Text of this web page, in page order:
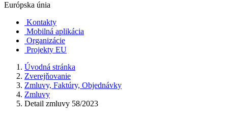
Európska únia
Kontakty
Mobilná aplikácia
Organizácie
Projekty EU
Úvodná stránka
Zverejňovanie
Zmluvy, Faktúry, Objednávky
Zmluvy
Detail zmluvy 58/2023